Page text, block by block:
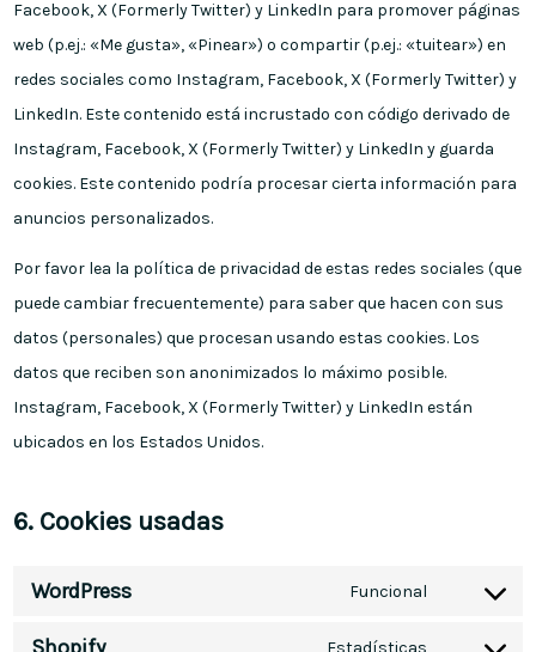
Facebook, X (Formerly Twitter) y LinkedIn para promover páginas
web (p.ej.: «Me gusta», «Pinear») o compartir (p.ej.: «tuitear») en
redes sociales como Instagram, Facebook, X (Formerly Twitter) y
LinkedIn. Este contenido está incrustado con código derivado de
Instagram, Facebook, X (Formerly Twitter) y LinkedIn y guarda
cookies. Este contenido podría procesar cierta información para
anuncios personalizados.
Por favor lea la política de privacidad de estas redes sociales (que
puede cambiar frecuentemente) para saber que hacen con sus
datos (personales) que procesan usando estas cookies. Los
datos que reciben son anonimizados lo máximo posible.
Instagram, Facebook, X (Formerly Twitter) y LinkedIn están
ubicados en los Estados Unidos.
6. Cookies usadas
WordPress Funcional
Estadísticas